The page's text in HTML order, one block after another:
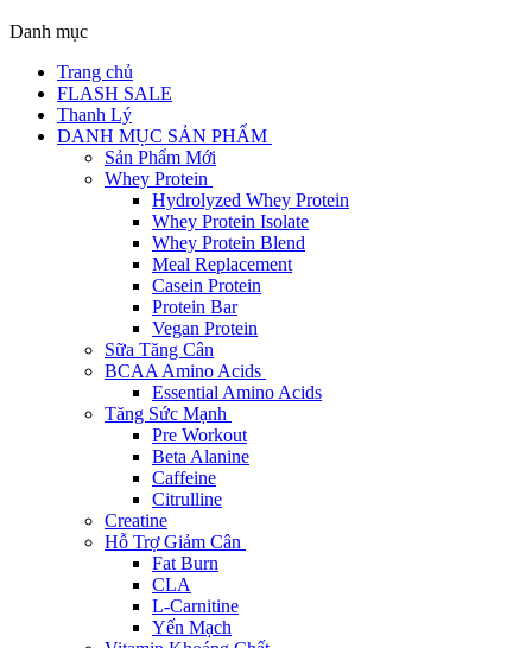
Danh mục
Trang chủ
FLASH SALE
Thanh Lý
DANH MỤC SẢN PHẨM
Sản Phẩm Mới
Whey Protein
Hydrolyzed Whey Protein
Whey Protein Isolate
Whey Protein Blend
Meal Replacement
Casein Protein
Protein Bar
Vegan Protein
Sữa Tăng Cân
BCAA Amino Acids
Essential Amino Acids
Tăng Sức Mạnh
Pre Workout
Beta Alanine
Caffeine
Citrulline
Creatine
Hỗ Trợ Giảm Cân
Fat Burn
CLA
L-Carnitine
Yến Mạch